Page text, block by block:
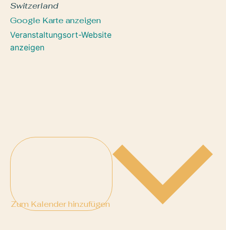
Switzerland
Google Karte anzeigen
Veranstaltungsort-Website
anzeigen
Zum Kalender hinzufügen